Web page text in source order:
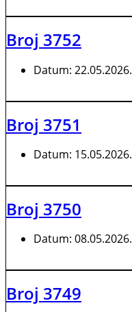
Broj 3752
Datum: 22.05.2026.
Broj 3751
Datum: 15.05.2026.
Broj 3750
Datum: 08.05.2026.
Broj 3749